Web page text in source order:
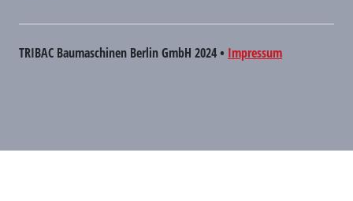
TRIBAC Baumaschinen Berlin GmbH 2024 • Impressum